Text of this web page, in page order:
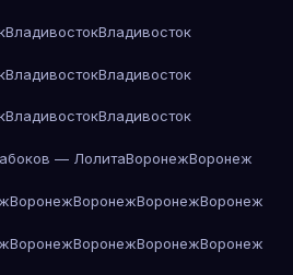
ВладивостокВладивосток
ВладивостокВладивосток
ВладивостокВладивосток
— ЛолитаВоронежВоронеж
ВоронежВоронежВоронежВоронеж
ВоронежВоронежВоронежВоронеж